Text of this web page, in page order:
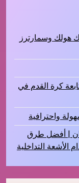
هولك وسمارترز
كرة القدم في
واحترافية
| أفضل طرق
الأشعة التداخلية